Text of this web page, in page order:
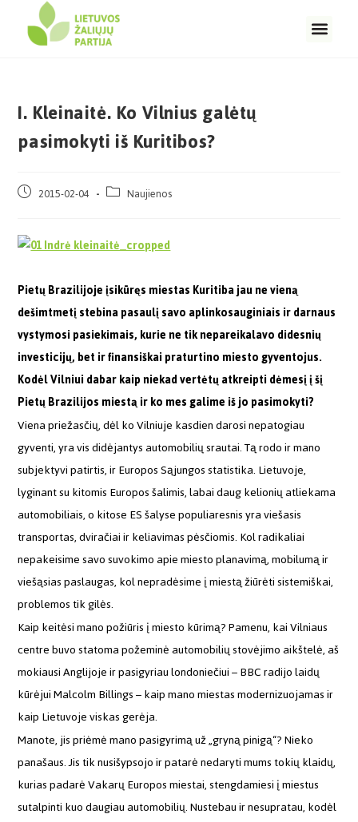
I. Kleinaitė. Ko Vilnius galėtų
pasimokyti iš Kuritibos?
2015-02-04 Naujienos
Pietų Brazilijoje įsikūręs miestas Kuritiba jau ne vieną
dešimtmetį stebina pasaulį savo aplinkosauginiais ir darnaus
vystymosi pasiekimais, kurie ne tik nepareikalavo didesnių
investicijų, bet ir finansiškai praturtino miesto gyventojus.
Kodėl Vilniui dabar kaip niekad vertėtų atkreipti dėmesį į šį
Pietų Brazilijos miestą ir ko mes galime iš jo pasimokyti?
Viena priežasčių, dėl ko Vilniuje kasdien darosi nepatogiau
gyventi, yra vis didėjantys automobilių srautai. Tą rodo ir mano
subjektyvi patirtis, ir Europos Sąjungos statistika. Lietuvoje,
lyginant su kitomis Europos šalimis, labai daug kelionių atliekama
automobiliais, o kitose ES šalyse populiaresnis yra viešasis
transportas, dviračiai ir keliavimas pėsčiomis. Kol radikaliai
nepakeisime savo suvokimo apie miesto planavimą, mobilumą ir
viešąsias paslaugas, kol nepradėsime į miestą žiūrėti sistemiškai,
problemos tik gilės.
Kaip keitėsi mano požiūris į miesto kūrimą? Pamenu, kai Vilniaus
centre buvo statoma požeminė automobilių stovėjimo aikštelė, aš
mokiausi Anglijoje ir pasigyriau londoniečiui – BBC radijo laidų
kūrėjui Malcolm Billings – kaip mano miestas modernizuojamas ir
kaip Lietuvoje viskas gerėja.
Manote, jis priėmė mano pasigyrimą už „gryną pinigą“? Nieko
panašaus. Jis tik nusišypsojo ir patarė nedaryti mums tokių klaidų,
kurias padarė Vakarų Europos miestai, stengdamiesi į miestus
sutalpinti kuo daugiau automobilių. Nustebau ir nesupratau, kodėl